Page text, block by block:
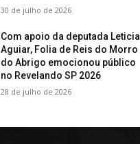
30 de julho de 2026
Com apoio da deputada Leticia
Aguiar, Folia de Reis do Morro
do Abrigo emocionou público
no Revelando SP 2026
28 de julho de 2026